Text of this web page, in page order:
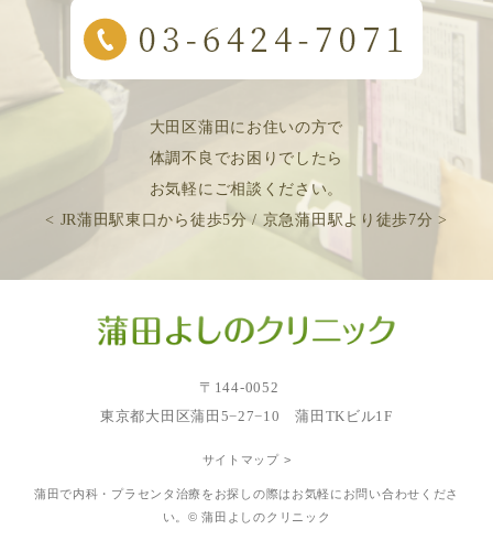
大田区蒲田にお住いの方で
体調不良でお困りでしたら
お気軽にご相談ください。
< JR蒲田駅東口から徒歩5分 / 京急蒲田駅より徒歩7分 >
〒144-0052
東京都大田区蒲田5−27−10 蒲田TKビル1F
サイトマップ >
蒲田で内科・プラセンタ治療をお探しの際はお気軽にお問い合わせくださ
い。© 蒲田よしのクリニック